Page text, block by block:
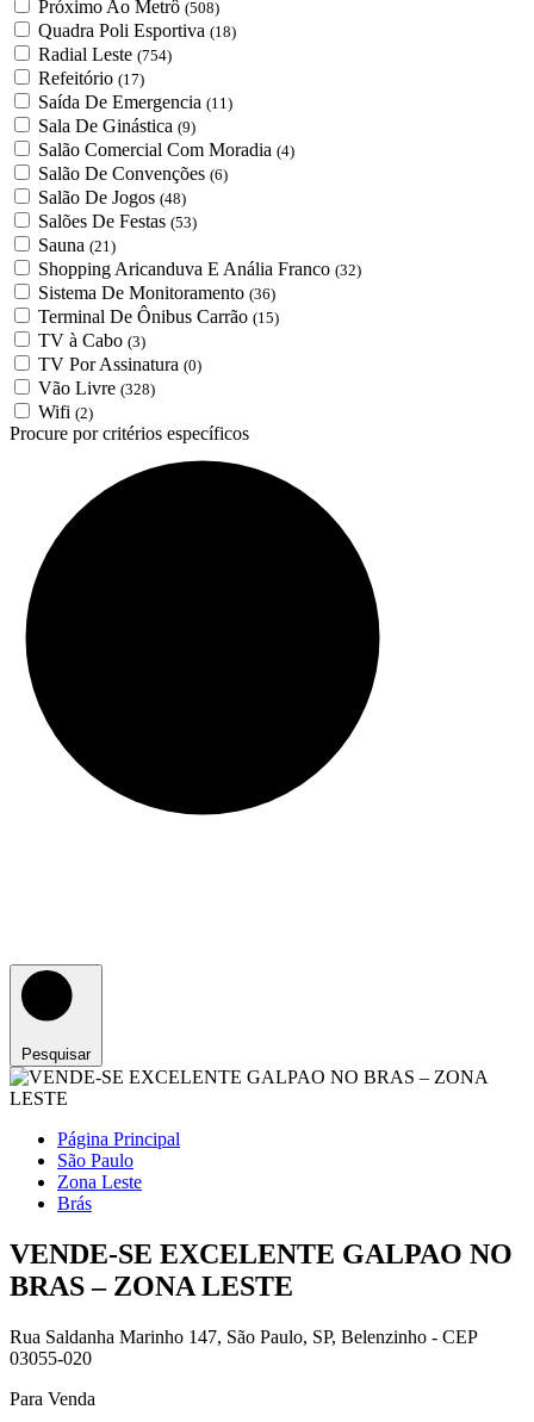
Próximo Ao Metrô (508)
Quadra Poli Esportiva (18)
Radial Leste (754)
Refeitório (17)
Saída De Emergencia (11)
Sala De Ginástica (9)
Salão Comercial Com Moradia (4)
Salão De Convenções (6)
Salão De Jogos (48)
Salões De Festas (53)
Sauna (21)
Shopping Aricanduva E Anália Franco (32)
Sistema De Monitoramento (36)
Terminal De Ônibus Carrão (15)
TV à Cabo (3)
TV Por Assinatura (0)
Vão Livre (328)
Wifi (2)
Procure por critérios específicos
Pesquisar
Página Principal
São Paulo
Zona Leste
Brás
VENDE-SE EXCELENTE GALPAO NO
BRAS – ZONA LESTE
Rua Saldanha Marinho 147, São Paulo, SP, Belenzinho - CEP
03055-020
Para Venda